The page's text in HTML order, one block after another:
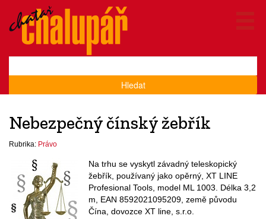
Hledat
Nebezpečný čínský žebřík
Rubrika: Právo
Na trhu se vyskytl závadný teleskopický
žebřík, používaný jako opěrný, XT LINE
Profesional Tools, model ML 1003. Délka 3,2
m, EAN 8592021095209, země původu
Čína, dovozce XT line, s.r.o.